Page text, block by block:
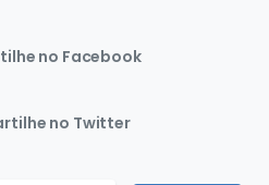
no Facebook
no Twitter